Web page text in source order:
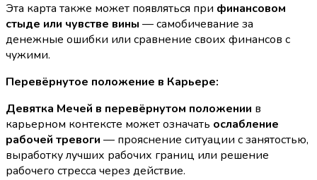
Эта карта также может появляться при финансовом
стыде или чувстве вины — самобичевание за
денежные ошибки или сравнение своих финансов с
чужими.
Перевёрнутое положение в Карьере:
Девятка Мечей в перевёрнутом положении в
карьерном контексте может означать ослабление
рабочей тревоги — прояснение ситуации с занятостью,
выработку лучших рабочих границ или решение
рабочего стресса через действие.